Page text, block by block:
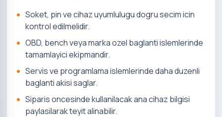
Soket, pin ve cihaz uyumlulugu dogru secim icin
kontrol edilmelidir.
OBD, bench veya marka ozel baglanti islemlerinde
tamamlayici ekipmandir.
Servis ve programlama islemlerinde daha duzenli
baglanti akisi saglar.
Siparis oncesinde kullanilacak ana cihaz bilgisi
paylasilarak teyit alinabilir.